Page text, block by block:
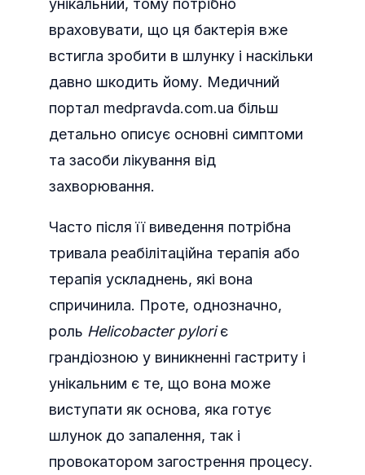
унікальний, тому потрібно
враховувати, що ця бактерія вже
встигла зробити в шлунку і наскільки
давно шкодить йому. Медичний
портал medpravda.com.ua більш
детально описує основні симптоми
та засоби лікування від
захворювання.
Часто після її виведення потрібна
тривала реабілітаційна терапія або
терапія ускладнень, які вона
спричинила. Проте, однозначно,
роль Helicobacter pyloriє
грандіозною у виникненні гастриту і
унікальним є те, що вона може
виступати як основа, яка готує
шлунок до запалення, так і
провокатором загострення процесу.